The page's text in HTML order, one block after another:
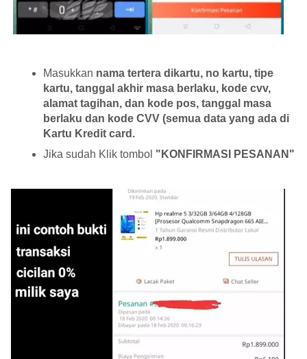
Masukkan nama tertera dikartu, no kartu, tipe
kartu, tanggal akhir masa berlaku, kode cvv,
alamat tagihan, dan kode pos, tanggal masa
berlaku dan kode CVV (semua data yang ada di
Kartu Kredit card.
Jika sudah Klik tombol "KONFIRMASI PESANAN"